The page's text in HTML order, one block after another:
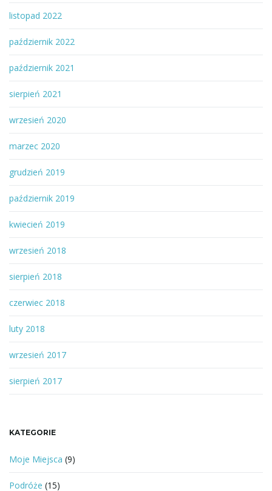
listopad 2022
październik 2022
październik 2021
sierpień 2021
wrzesień 2020
marzec 2020
grudzień 2019
październik 2019
kwiecień 2019
wrzesień 2018
sierpień 2018
czerwiec 2018
luty 2018
wrzesień 2017
sierpień 2017
KATEGORIE
Moje Miejsca (9)
Podróże (15)